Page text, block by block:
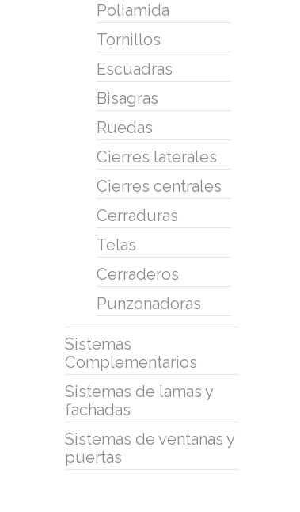
Poliamida
Tornillos
Escuadras
Bisagras
Ruedas
Cierres laterales
Cierres centrales
Cerraduras
Telas
Cerraderos
Punzonadoras
Sistemas
Complementarios
Sistemas de lamas y
fachadas
Sistemas de ventanas y
puertas